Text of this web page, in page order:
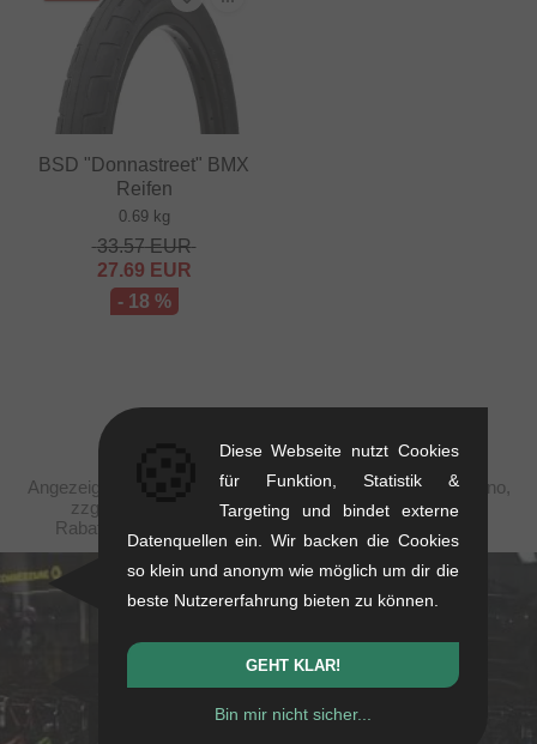
BSD "Donnastreet" BMX
Reifen
0.69 kg
33.57EUR
27.69 EUR
- 18 %
Angezeigte Preise verstehen sich steuerfrei nach San Marino,
zzgl. Versandkosten. Durchgestrichene Preise (bei
Rabattierungen) entsprechen der UVP des Herstellers.
kunstform Stuttgart
Rotebühlstr. 63, 70178 Stuttgart
Mo-Fr: 11-13 & 14-18
Sa: 11-16
Diese Webseite nutzt Cookies
für Funktion, Statistik &
Targeting und bindet externe
Datenquellen ein. Wir backen die Cookies
so klein und anonym wie möglich um dir die
beste Nutzererfahrung bieten zu können.
GEHT KLAR!
Bin mir nicht sicher...